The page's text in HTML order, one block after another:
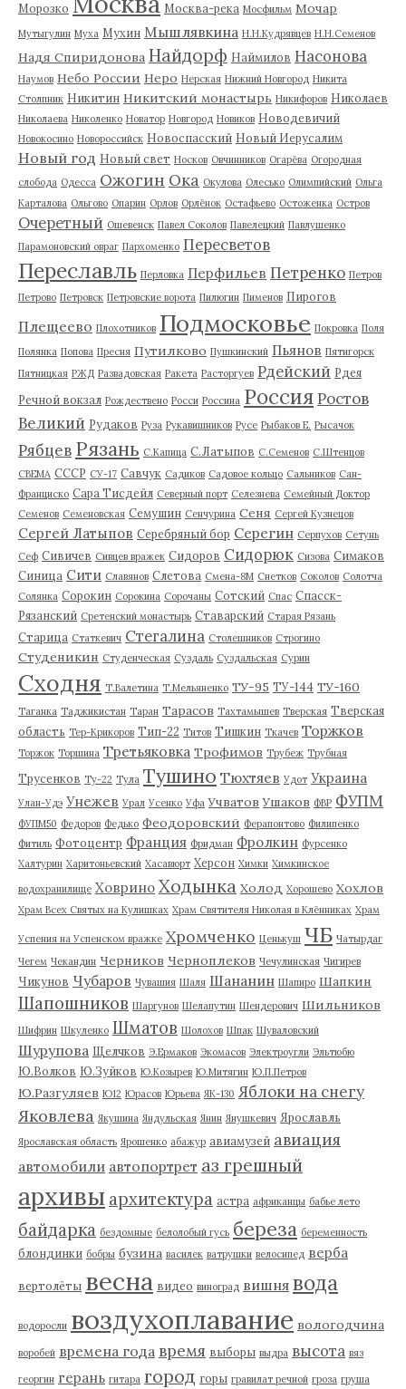
Морозко Москва-река Мосфильм Мочар
Мутыгулин Муха Мухин Мышлявкина Н.Н.Кудрявцев Н.Н.Семенов
Надя Спиридонова Найдорф Наймилов Насонова
Наумов Небо России Неро Нерская Нижний Новгород Никита
Столпник Никитин Никитский монастырь Никифоров Николаев
Николаева Николенко Новатор Новгород Новиков Новодевичий
Новокосино Новороссийск Новоспасский Новый Иерусалим
Новый год Новый свет Носков Овчинников Огарёва Огородная
слобода Одесса Ожогин Ока Окулова Олесько Олимпийский Ольга
Карталова Ольгово Опарин Орлов Орлёнок Остафьево Остоженка Остров
Очеретный Ошевенск Павел Соколов Павелецкий Павлушенко
Парамоновский овраг Пархоменко Пересветов
Переславль Перловка Перфильев Петренко Петров
Петрово Петровск Петровские ворота Пилюгин Пименов Пирогов
Плещеево Плохотников Подмосковье Покровка Поля
Полянка Попова Пресня Путилково Пушкинский Пьянов Пятигорск
Пятницкая РЖД Развадовская Ракета Расторгуев Рдейский Рдея
Речной вокзал Рождествено Росси Россина Россия Ростов
Великий Рудаков Руза Рукавишников Русе Рыбаков Е. Рысачок
Рябцев Рязань С.Капица С.Латыпов С.Семенов С.Штенцов
СВЕМА СССР СУ-17 Савчук Садиков Садовое кольцо Сальников Сан-
Франциско Сара Тисдейл Северный порт Селезнева Семейный Доктор
Семенов Семеновская Семушин Сенчурина Сеня Сергей Кузнецов
Сергей Латыпов Серебряный бор Серегин Серпухов Сетунь
Сеф Сивичев Сивцев вражек Сидоров Сидорюк Сизова Симаков
Синица Сити Славянов Слетова Смена-8М Снетков Соколов Солотча
Солянка Сорокин Сорокина Сорочаны Сотский Спас Спасск-
Рязанский Сретенский монастырь Ставарский Старая Рязань
Старица Статкевич Стегалина Столешников Строгино
Студеникин Студенческая Суздаль Суздальская Сурин
Сходня Т.Валетина Т.Мельяненко ТУ-95 ТУ-144 ТУ-160
Таганка Таджикистан Таран Тарасов Тахтамышев Тверская Тверская
область Тер-Крикоров Тип-22 Титов Тишкин Ткачев Торжков
Торжок Торшина Третьяковка Трофимов Трубеж Трубная
Трусенков Ту-22 Тула Тушино Тюхтяев Удот Украина
Улан-Удэ Унежев Урал Усенко Уфа Учватов Ушаков ФВР ФУПМ
ФУПМ50 Федоров Федько Феодоровский Ферапонтово Филипенко
Фитиль Фотоцентр Франция Фридман Фролкин Фурсенко
Халтурин Харитоньевский Хасавюрт Херсон Химки Химкинское
водохранилище Ховрино Ходынка Холод Хорошево Хохлов
Храм Всех Святых на Кулишках Храм Святителя Николая в Клённиках Храм
Успения на Успенском вражке Хромченко Ценькуш ЧБ Чатырдаг
Чегем Чекандин Черников Черноплеков Чечулинская Чигирев
Чикунов Чубаров Чувашия Шаля Шананин Шапиро Шапкин
Шапошников Шаргунов Шелапутин Шендерович Шильников
Шифрин Шкуленко Шматов Шолохов Шпак Шуваловский
Шурупова Щелчков Э.Ермаков Экомасов Электроугли Эльтюбю
Ю.Волков Ю.Зуйков Ю.Козырев Ю.Митягин Ю.П.Петров
Ю.Разгуляев Ю12 Юрасов Юрьева ЯК-130 Яблоки на снегу
Яковлева Якушина Яндульская Янин Янушкевич Ярославль
Ярославская область Ярошенко абажур авиамузей авиация
автомобили автопортрет аз грешный
архивы архитектура астра африканцы бабье лето
байдарка бездомные белолобый гусь береза беременность
блондинки бобры бузина василек ватрушки велосипед верба
вертолёты весна видео виноград вишня вода
водоросли воздухоплавание вологодчина
воробей времена года время выборы выдра высота вяз
георгин герань гитара город горы гравилат речной гроза груша